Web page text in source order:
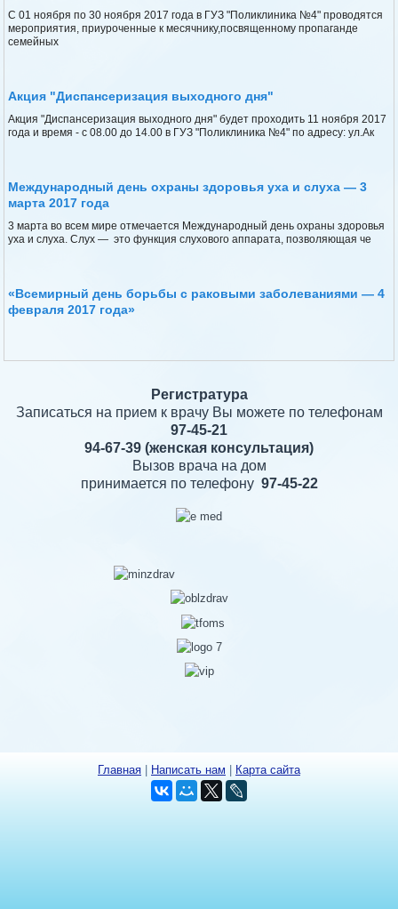
С 01 ноября по 30 ноября 2017 года в ГУЗ "Поликлиника №4" проводятся
мероприятия, приуроченные к месячнику,посвященному пропаганде
семейных
Акция "Диспансеризация выходного дня"
Акция "Диспансеризация выходного дня" будет проходить 11 ноября 2017
года и время - с 08.00 до 14.00 в ГУЗ "Поликлиника №4" по адресу: ул.Ак
Международный день охраны здоровья уха и слуха — 3
марта 2017 года
3 марта во всем мире отмечается Международный день охраны здоровья
уха и слуха. Слух — это функция слухового аппарата, позволяющая че
«Всемирный день борьбы с раковыми заболеваниями — 4
февраля 2017 года»
Регистратура
Записаться на прием к врачу Вы можете по телефонам
97-45-21
94-67-39 (женская консультация)
Вызов врача на дом
принимается по телефону 97-45-22
Главная Написать нам Карта сайта